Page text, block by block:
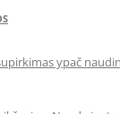
ypač